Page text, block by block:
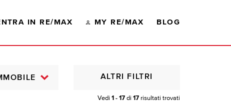
IN RE/MAX MY RE/MAX BLOG
Vedi 1 - 17 di 17 risultati trovati
ALTRI FILTRI